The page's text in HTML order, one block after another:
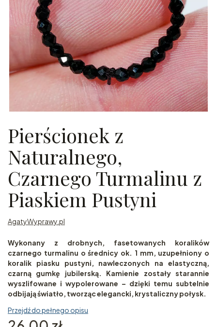
Pierścionek z
Naturalnego,
Czarnego Turmalinu z
Piaskiem Pustyni
AgatyWyprawy.pl
Wykonany z drobnych, fasetowanych koralików
czarnego turmalinu o średnicy ok. 1 mm, uzupełniony o
koralik piasku pustyni, nawleczonych na elastyczną,
czarną gumkę jubilerską. Kamienie zostały starannie
wyszlifowane i wypolerowane – dzięki temu subtelnie
odbijają światło, tworząc elegancki, krystaliczny połysk.
Przejdź do pełnego opisu